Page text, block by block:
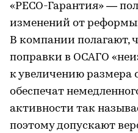
«РЕСО-Гарантия» —
изменений от
В компании полагают,
поправки в ОСАГО
к увеличению размера
обеспечат
активности так
поэтому допускают